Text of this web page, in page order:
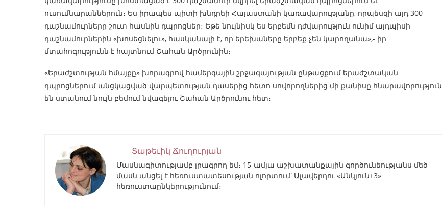
ուսումնարաններուն։ Ես իրապես պիտի խնդրեի Հայաստանի կառավարությանը, որպեսզի այդ 300
դաշնամուրները շուտ հասնին դպրոցներ։ Եթե նույնիսկ ես երբեմն դժվարություն ունիմ այդպիսի
դաշնամուրներին «խոսեցնելու», հասկանալի է, որ երեխաները երբեք չեն կարողանա»,- իր
մտահոգությունն է հայտնում Շահան Արծրունին։
«Երաժշտության հմայքը» խորագրով համերգային շրջագայության ընթացքում երաժշտական
դպրոցներում անցկացված վարպետության դասերից հետո սովորողներից մի քանիսը հնարավորություն
են ստանում նույն բեմում նվագելու Շահան Արծրունու հետ։
Տաթեւիկ Ճուղուրյան
Մասնագիտությամբ լրագրող եմ։ 15-ամյա աշխատանքային գործունեությանս մեծ
մասն անցել է հեռուստատեսության ոլորտում՝ Ալավերդու «Անկյուն+3»
հեռուստաընկերությունում։